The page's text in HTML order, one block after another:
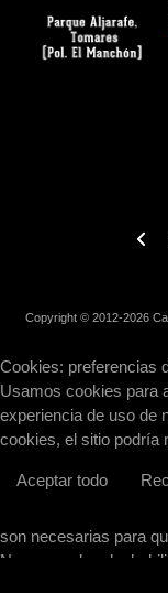
Copyright © 2012-2026
Cookies: preferencias
Usamos cookies para
experiencia de uso de
cookies, el sitio podría
Aceptar todo
son necesarias para
No se pueden